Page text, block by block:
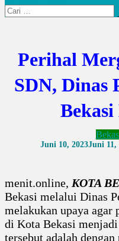
Cari
untuk:
Perihal
SDN, Dinas
Juni 10, 2023Juni 11,
menit.online, KOTA
Bekasi melalui Dinas
melakukan upaya agar
di Kota Bekasi
tersebut adalah